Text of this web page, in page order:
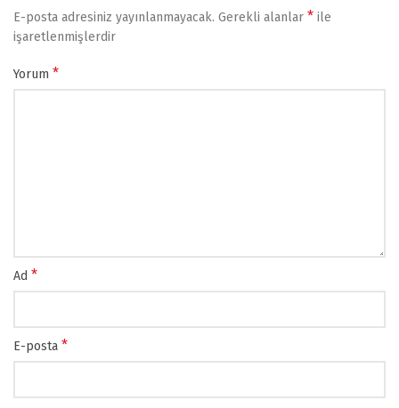
E-posta adresiniz yayınlanmayacak. Gerekli alanlar * ile
işaretlenmişlerdir
Yorum *
Ad *
E-posta *